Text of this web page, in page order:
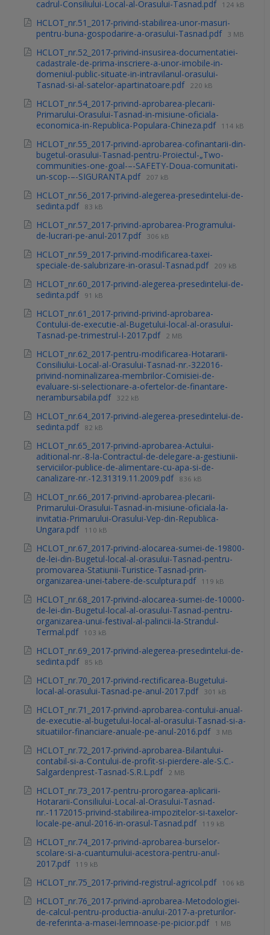
cadrul-Consiliului-Local-al-Orasului-Tasnad.pdf 124 kB
HCLOT_nr.51_2017-privind-stabilirea-unor-masuri-
pentru-buna-gospodarire-a-orasului-Tasnad.pdf 3 MB
HCLOT_nr.52_2017-privind-insusirea-documentatiei-
cadastrale-de-prima-inscriere-a-unor-imobile-in-
domeniul-public-situate-in-intravilanul-orasului-
Tasnad-si-al-satelor-apartinatoare.pdf 220 kB
HCLOT_nr.54_2017-privind-aprobarea-plecarii-
Primarului-Orasului-Tasnad-in-misiune-oficiala-
economica-in-Republica-Populara-Chineza.pdf 114 kB
HCLOT_nr.55_2017-privind-aprobarea-cofinantarii-din-
bugetul-orasului-Tasnad-pentru-Proiectul-„Two-
communities-one-goal-–-SAFETY-Doua-comunitati-
un-scop-–-SIGURANTA.pdf 207 kB
HCLOT_nr.56_2017-privind-alegerea-presedintelui-de-
sedinta.pdf 83 kB
HCLOT_nr.57_2017-privind-aprobarea-Programului-
de-lucrari-pe-anul-2017.pdf 306 kB
HCLOT_nr.59_2017-privind-modificarea-taxei-
speciale-de-salubrizare-in-orasul-Tasnad.pdf 209 kB
HCLOT_nr.60_2017-privind-alegerea-presedintelui-de-
sedinta.pdf 91 kB
HCLOT_nr.61_2017-privind-privind-aprobarea-
Contului-de-executie-al-Bugetului-local-al-orasului-
Tasnad-pe-trimestrul-I-2017.pdf 2 MB
HCLOT_nr.62_2017-pentru-modificarea-Hotararii-
Consiliului-Local-al-Orasului-Tasnad-nr.-322016-
privind-nominalizarea-membrilor-Comisiei-de-
evaluare-si-selectionare-a-ofertelor-de-finantare-
nerambursabila.pdf 322 kB
HCLOT_nr.64_2017-privind-alegerea-presedintelui-de-
sedinta.pdf 82 kB
HCLOT_nr.65_2017-privind-aprobarea-Actului-
aditional-nr.-8-la-Contractul-de-delegare-a-gestiunii-
serviciilor-publice-de-alimentare-cu-apa-si-de-
canalizare-nr.-12.31319.11.2009.pdf 836 kB
HCLOT_nr.66_2017-privind-aprobarea-plecarii-
Primarului-Orasului-Tasnad-in-misiune-oficiala-la-
invitatia-Primarului-Orasului-Vep-din-Republica-
Ungara.pdf 110 kB
HCLOT_nr.67_2017-privind-alocarea-sumei-de-19800-
de-lei-din-Bugetul-local-al-orasului-Tasnad-pentru-
promovarea-Statiunii-Turistice-Tasnad-prin-
organizarea-unei-tabere-de-sculptura.pdf 119 kB
HCLOT_nr.68_2017-privind-alocarea-sumei-de-10000-
de-lei-din-Bugetul-local-al-orasului-Tasnad-pentru-
organizarea-unui-festival-al-palincii-la-Strandul-
Termal.pdf 103 kB
HCLOT_nr.69_2017-privind-alegerea-presedintelui-de-
sedinta.pdf 85 kB
HCLOT_nr.70_2017-privind-rectificarea-Bugetului-
local-al-orasului-Tasnad-pe-anul-2017.pdf 301 kB
HCLOT_nr.71_2017-privind-aprobarea-contului-anual-
de-executie-al-bugetului-local-al-orasului-Tasnad-si-a-
situatiilor-financiare-anuale-pe-anul-2016.pdf 3 MB
HCLOT_nr.72_2017-privind-aprobarea-Bilantului-
contabil-si-a-Contului-de-profit-si-pierdere-ale-S.C.-
Salgardenprest-Tasnad-S.R.L.pdf 2 MB
HCLOT_nr.73_2017-pentru-prorogarea-aplicarii-
Hotararii-Consiliului-Local-al-Orasului-Tasnad-
nr.-1172015-privind-stabilirea-impozitelor-si-taxelor-
locale-pe-anul-2016-in-orasul-Tasnad.pdf 119 kB
HCLOT_nr.74_2017-privind-aprobarea-burselor-
scolare-si-a-cuantumului-acestora-pentru-anul-
2017.pdf 119 kB
HCLOT_nr.75_2017-privind-registrul-agricol.pdf 106 kB
HCLOT_nr.76_2017-privind-aprobarea-Metodologiei-
de-calcul-pentru-productia-anului-2017-a-preturilor-
de-referinta-a-masei-lemnoase-pe-picior.pdf 1 MB